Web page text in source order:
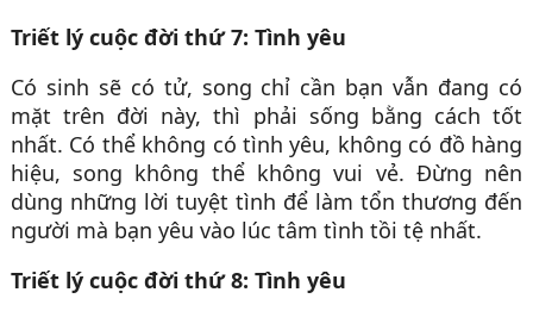
Triết lý cuộc đời thứ 7: Tình yêu
Có sinh sẽ có tử, song chỉ cần bạn vẫn đang có
mặt trên đời này, thì phải sống bằng cách tốt
nhất. Có thể không có tình yêu, không có đồ hàng
hiệu, song không thể không vui vẻ. Đừng nên
dùng những lời tuyệt tình để làm tổn thương đến
người mà bạn yêu vào lúc tâm tình tồi tệ nhất.
Triết lý cuộc đời thứ 8: Tình yêu